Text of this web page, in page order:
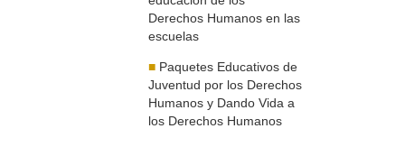
Derechos Humanos en las
escuelas
■ Paquetes Educativos de
Juventud por los Derechos
Humanos y Dando Vida a
los Derechos Humanos